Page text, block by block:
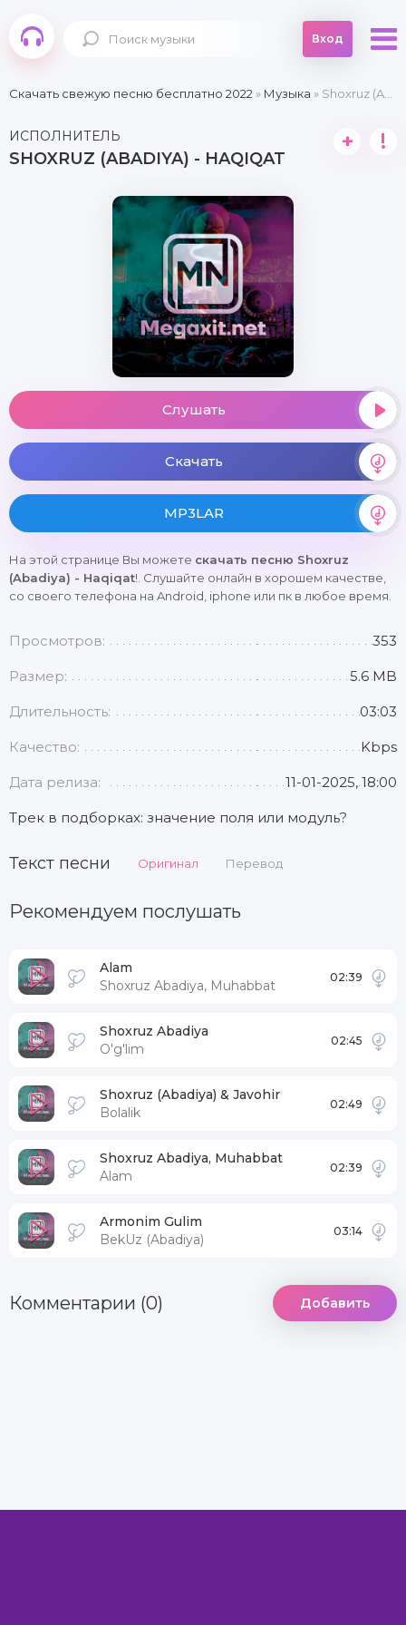
Вход
Скачать свежую песню бесплатно 2022 » Музыка » Shoxruz (Abadiya) - Haqiqat
ИСПОЛНИТЕЛЬ
SHOXRUZ (ABADIYA) - HAQIQAT
+ !
Слушать
Скачать
MP3LAR
На этой странице Вы можете скачать песню Shoxruz
(Abadiya) - Haqiqat!. Слушайте онлайн в хорошем качестве,
со своего телефона на Android, iphone или пк в любое время.
Просмотров: 353
Размер: 5.6 MB
Длительность: 03:03
Качество: Kbps
Дата релиза: 11-01-2025, 18:00
Трек в подборках: значение поля или модуль?
Текст песни Оригинал Перевод
Рекомендуем послушать
Alam
Shoxruz Abadiya, Muhabbat
02:39
Shoxruz Abadiya
O'g'lim
02:45
Shoxruz (Abadiya) & Javohir
Bolalik
02:49
Shoxruz Abadiya, Muhabbat
Alam
02:39
Armonim Gulim
BekUz (Abadiya)
03:14
Комментарии (0) Добавить